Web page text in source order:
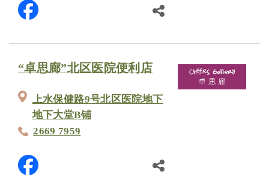
“卓思廊”北区医院便利店
上水保健路9号北区医院地下
地下大堂B铺
2669 7959